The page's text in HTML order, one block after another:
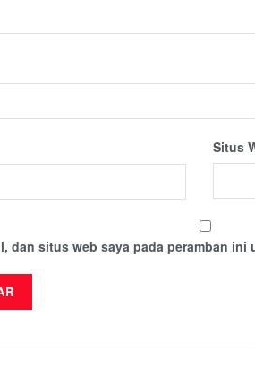
Situs
dan situs web saya pada peramban